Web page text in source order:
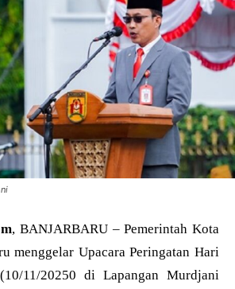
, BANJARBARU – Pemerintah Kota
menggelar Upacara Peringatan Hari
11/20250 di Lapangan Murdjani